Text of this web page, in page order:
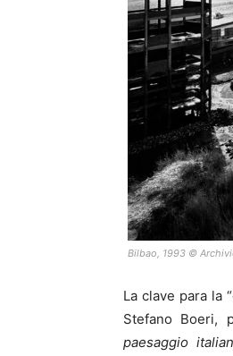
Bilbao, 1993 ©
La clave para la
Stefano Boeri,
paesaggio